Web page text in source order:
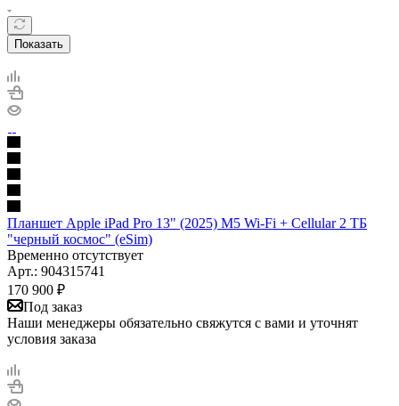
Показать
Планшет Apple iPad Pro 13" (2025) M5 Wi-Fi + Cellular 2 ТБ
"черный космос" (eSim)
Временно отсутствует
Арт.: 904315741
170 900 ₽
Под заказ
Наши менеджеры обязательно свяжутся с вами и уточнят
условия заказа